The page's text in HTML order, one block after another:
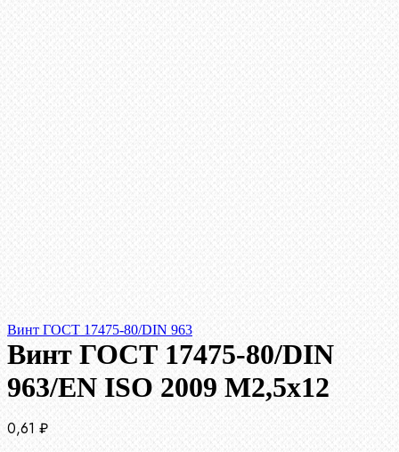
Винт ГОСТ 17475-80/DIN 963
Винт ГОСТ 17475-80/DIN
963/EN ISO 2009 М2,5х12
0,61 ₽